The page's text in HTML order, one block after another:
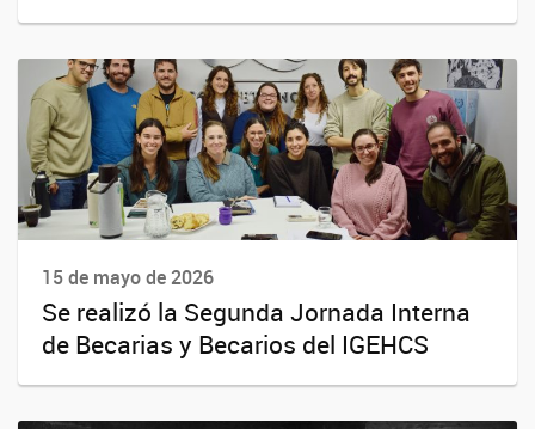
15 de mayo de 2026
Se realizó la Segunda Jornada Interna
de Becarias y Becarios del IGEHCS